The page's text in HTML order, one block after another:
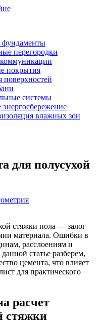
фундаменты
перегородки
покрытия
поверхностей
системы
влажных зон
для полусухой
стяжки пола — залог
материала. Ошибки в
расслоениям и
статье разберем,
цемента, что влияет
для практического
расчет
стяжки